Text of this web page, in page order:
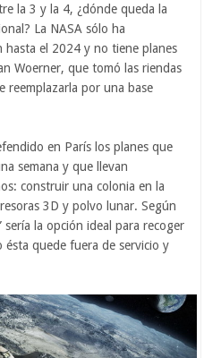
la 3 y la 4, ¿dónde queda la
La NASA sólo ha
hasta el 2024 y no tiene planes
Woerner, que tomó las riendas
reemplazarla por una base
en París los planes que
semana y que llevan
construir una colonia en la
3D y polvo lunar. Según
sería la opción ideal para recoger
ésta quede fuera de servicio y